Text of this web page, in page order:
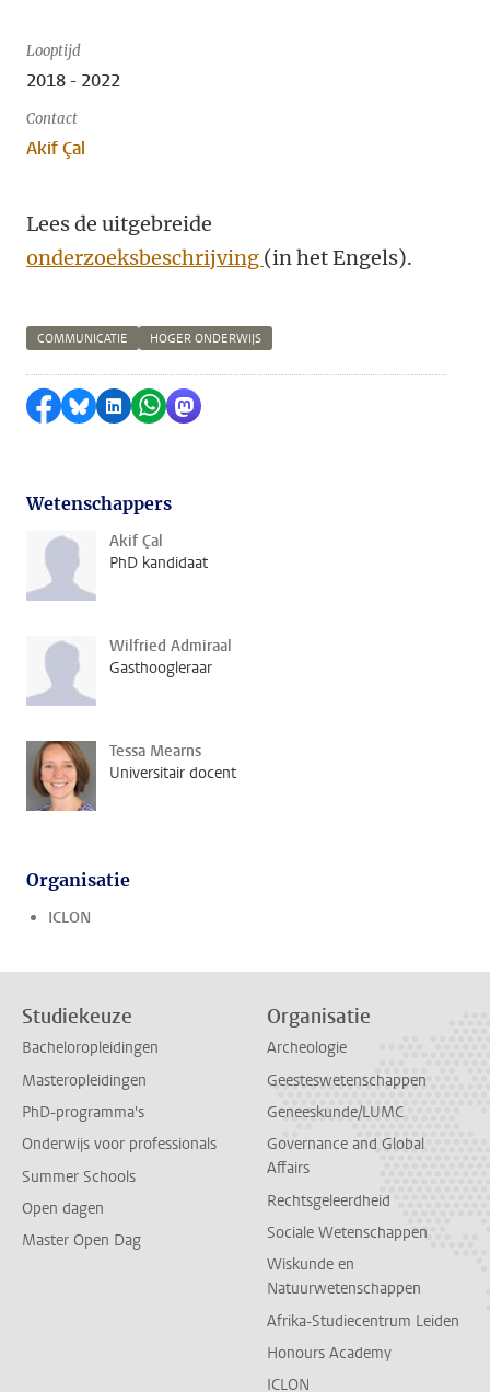
Looptijd
2018 - 2022
Contact
Akif Çal
Lees de uitgebreide
onderzoeksbeschrijving (in het Engels).
COMMUNICATIE HOGER ONDERWIJS
Delen op Facebook
Delen via Bluesky
Delen op LinkedIn
Delen via WhatsApp
Delen via Mastodon
Wetenschappers
Akif Çal
PhD kandidaat
Wilfried Admiraal
Gasthoogleraar
Tessa Mearns
Universitair docent
Organisatie
ICLON
Studiekeuze
Bacheloropleidingen
Masteropleidingen
PhD-programma's
Onderwijs voor professionals
Summer Schools
Open dagen
Master Open Dag
Organisatie
Archeologie
Geesteswetenschappen
Geneeskunde/LUMC
Governance and Global
Affairs
Rechtsgeleerdheid
Sociale Wetenschappen
Wiskunde en
Natuurwetenschappen
Afrika-Studiecentrum Leiden
Honours Academy
ICLON